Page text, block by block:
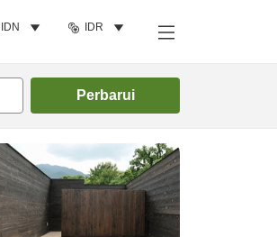
IDN IDR
Perbarui
Cari kamar